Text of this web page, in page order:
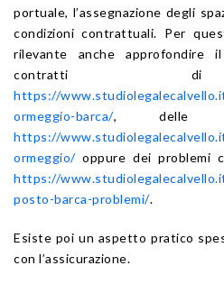
portuale, l’assegnazione degli
condizioni contrattuali. Per
rilevante anche approfondire
contratti di
https://
ormeggio-barca/, delle
https://
ormeggio/oppure dei problemi
https://
posto-barca-problemi/.
Esiste poi un aspetto pratico
con l’assicurazione.